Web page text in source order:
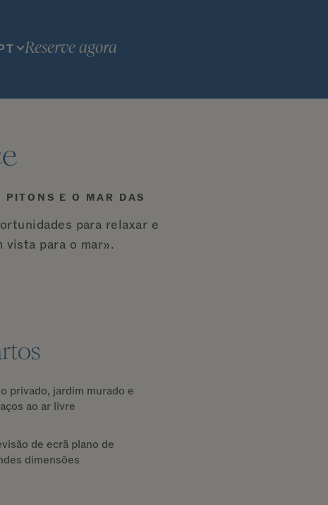
PT Reserve agora
E O MAR DAS
para relaxar e
vista para o mar».
privado, jardim murado e
ao ar livre
de ecrã plano de
dimensões